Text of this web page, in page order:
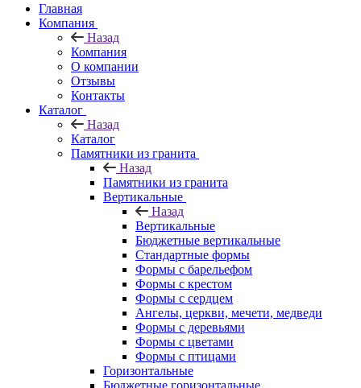
Главная
Компания
Назад
Компания
О компании
Отзывы
Контакты
Каталог
Назад
Каталог
Памятники из гранита
Назад
Памятники из гранита
Вертикальные
Назад
Вертикальные
Бюджетные вертикальные
Стандартные формы
Формы с барельефом
Формы с крестом
Формы с сердцем
Ангелы, церкви, мечети, медведи
Формы с деревьями
Формы с цветами
Формы с птицами
Горизонтальные
Бюджетные горизонтальные